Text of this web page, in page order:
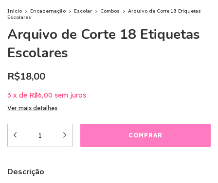
Início > Encadernação > Escolar > Combos > Arquivo de Corte 18 Etiquetas
Escolares
Arquivo de Corte 18 Etiquetas
Escolares
R$18,00
3 x de R$6,00 sem juros
Ver mais detalhes
Descrição